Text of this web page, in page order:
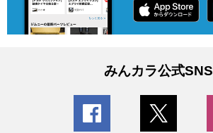
みんカラ公式SNS